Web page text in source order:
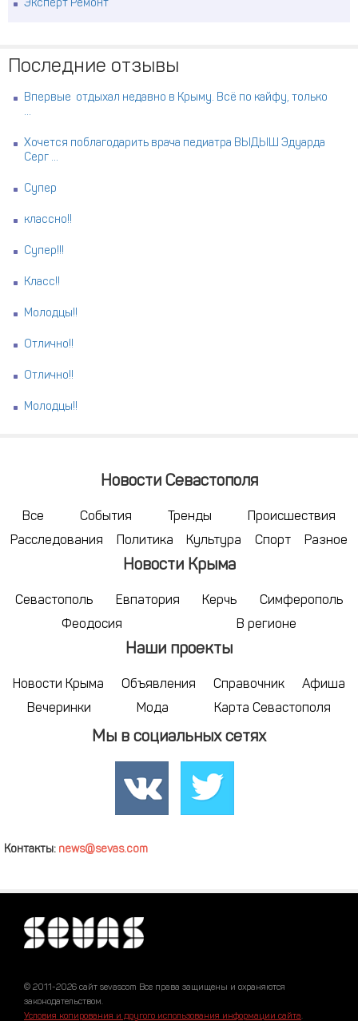
Эксперт Ремонт
Последние отзывы
Впервые отдыхал недавно в Крыму. Всё по кайфу, только
...
Хочется поблагодарить врача педиатра ВЫДЫШ Эдуарда
Серг ...
Супер
классно!!
Супер!!!
Класс!!
Молодцы!!
Отлично!!
Отлично!!
Молодцы!!
Новости Севастополя
Все События Тренды
Происшествия
Расследования
Политика Культура Спорт Разное
Новости Крыма
Севастополь Евпатория Керчь
Симферополь
Феодосия
В регионе
Наши проекты
Новости Крыма Объявления Справочник
Афиша
Вечеринки
Мода Карта Севастополя
Мы в социальных сетях
Контакты: news@sevas.com
© 2011-2026 сайт sevascom Все права защищены и охраняются
законодательством.
Условия копирования и другого использования информации сайта.